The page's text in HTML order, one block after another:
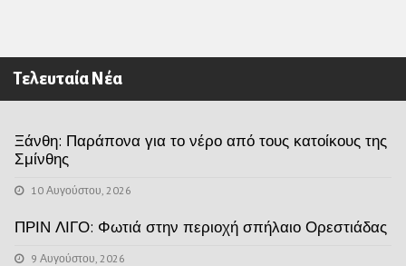
Τελευταία Νέα
Ξάνθη: Παράπονα για το νέρο από τους κατοίκους της
Σμίνθης
10 Αυγούστου, 2026
ΠΡΙΝ ΛΙΓΟ: Φωτιά στην περιοχή σπήλαιο Ορεστιάδας
9 Αυγούστου, 2026